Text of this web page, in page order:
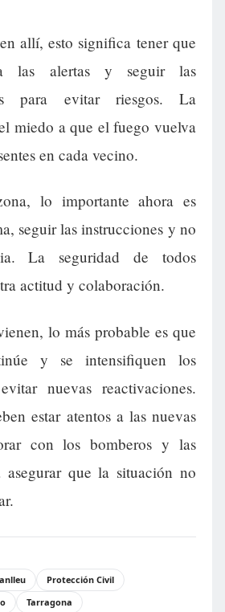
allí, esto significa tener que
las alertas y seguir las
para evitar riesgos. La
miedo a que el fuego vuelva
en cada vecino.
lo importante ahora es
seguir las instrucciones y no
La seguridad de todos
actitud y colaboración.
lo más probable es que
y se intensifiquen los
nuevas reactivaciones.
estar atentos a las nuevas
con los bomberos y las
asegurar que la situación no
Protección Civil
Tarragona